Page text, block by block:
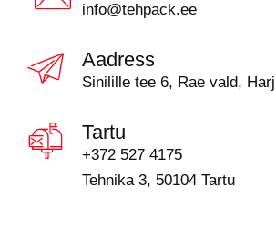
info@tehpack.ee
Aadress
Sinilille tee 6, Rae vald,
Tartu
+372 527 4175
Tehnika 3, 50104 Tartu